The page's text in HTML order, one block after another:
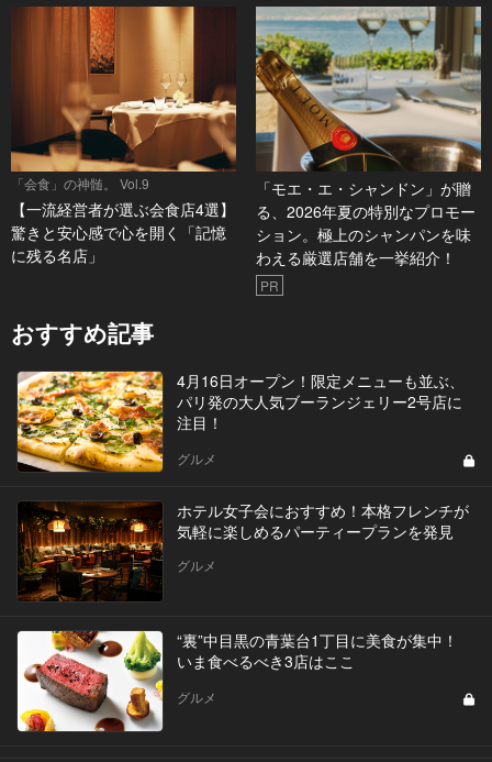
「会食」の神髄。 Vol.9
【一流経営者が選ぶ会食店4選】
驚きと安心感で心を開く「記憶
に残る名店」
「モエ・エ・シャンドン」が贈
る、2026年夏の特別なプロモー
ション。極上のシャンパンを味
わえる厳選店舗を一挙紹介！
PR
おすすめ記事
4月16日オープン！限定メニューも並ぶ、
パリ発の大人気ブーランジェリー2号店に
注目！
グルメ
ホテル女子会におすすめ！本格フレンチが
気軽に楽しめるパーティープランを発見
グルメ
“裏”中目黒の青葉台1丁目に美食が集中！
いま食べるべき3店はここ
グルメ